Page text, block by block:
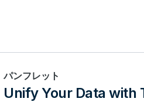
パンフレット
Unify Your Data with